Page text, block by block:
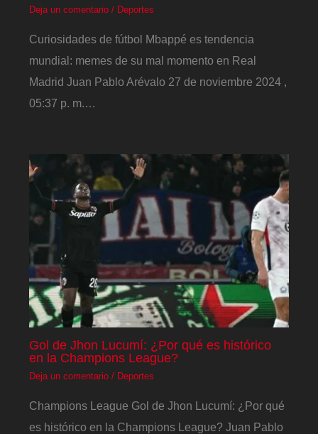
Deja un comentario / Deportes
Curiosidades de fútbol Mbappé es tendencia
mundial: memes de su mal momento en Real
Madrid Juan Pablo Arévalo 27 de noviembre 2024 ,
05:37 p. m.…
Gol de Jhon Lucumí: ¿Por qué es histórico
en la Champions League?
Deja un comentario / Deportes
Champions League Gol de Jhon Lucumí: ¿Por qué
es histórico en la Champions League? Juan Pablo